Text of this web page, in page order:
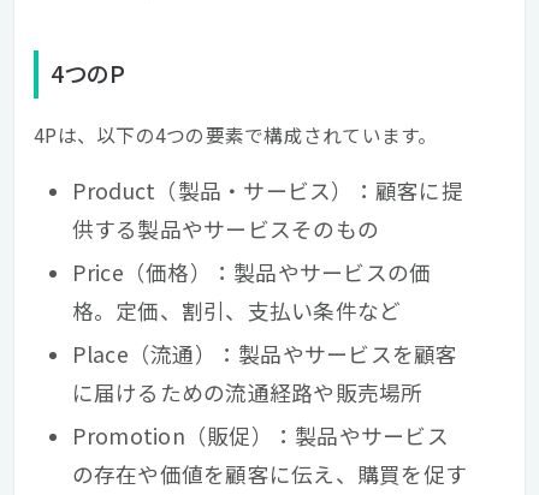
4つのP
4Pは、以下の4つの要素で構成されています。
Product（製品・サービス）：顧客に提
供する製品やサービスそのもの
Price（価格）：製品やサービスの価
格。定価、割引、支払い条件など
Place（流通）：製品やサービスを顧客
に届けるための流通経路や販売場所
Promotion（販促）：製品やサービス
の存在や価値を顧客に伝え、購買を促す